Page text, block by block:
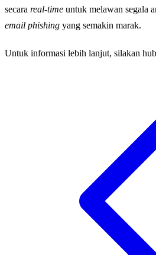
secara real-time untuk melawan segala
email phishing yang semakin marak.
Untuk informasi lebih lanjut, silakan